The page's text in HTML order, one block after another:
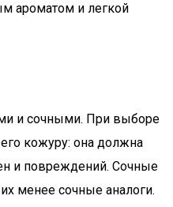
ароматом и легкой
и сочными. При выборе
кожуру: она должна
и повреждений. Сочные
менее сочные аналоги.